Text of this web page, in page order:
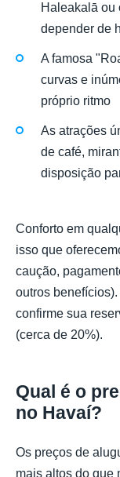
Haleakalā ou
depender de
A famosa
curvas e
próprio ritmo
As atrações
de café,
disposição
Conforto em
isso que
caução,
outros
confirme sua
(cerca de 20%).
Qual é o
no Havaí?
Os preços de
mais altos do que